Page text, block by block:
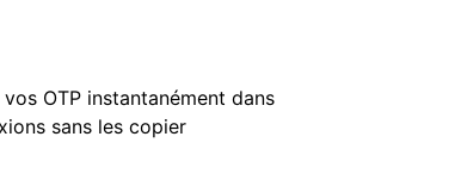
vos OTP instantanément dans
sans les copier